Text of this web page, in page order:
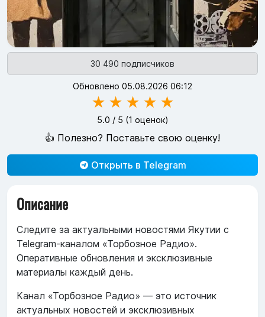
30 490 подписчиков
Обновлено 05.08.2026 06:12
★ ★ ★ ★ ★
5.0 / 5 (1 оценок)
👍 Полезно? Поставьте свою оценку!
Открыть в Telegram
Описание
Следите за актуальными новостями Якутии с
Telegram-каналом «Торбозное Радио».
Оперативные обновления и эксклюзивные
материалы каждый день.
Канал «Торбозное Радио» — это источник
актуальных новостей и эксклюзивных